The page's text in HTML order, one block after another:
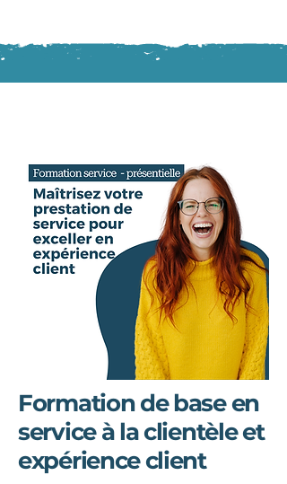
Formation de base en
service à la clientèle et
expérience client